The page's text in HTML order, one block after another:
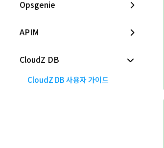
Opsgenie
APIM
CloudZ DB
CloudZ DB 사용자 가이드